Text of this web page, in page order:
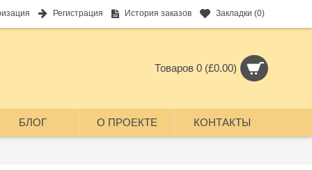
Регистрация История заказов Закладки (0)
Товаров 0 (£0.00)
БЛОГ О ПРОЕКТЕ КОНТАКТЫ